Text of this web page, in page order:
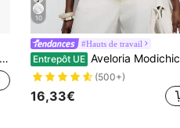
10
#Hauts de travail
Entrepôt UE Aveloria Modichic Blouse sans manches à col V, taille nouée, style européen et américain, couleur unie, manches papillon, à la mode, polyvalente, pour le printemps/été
(500+)
16,33€